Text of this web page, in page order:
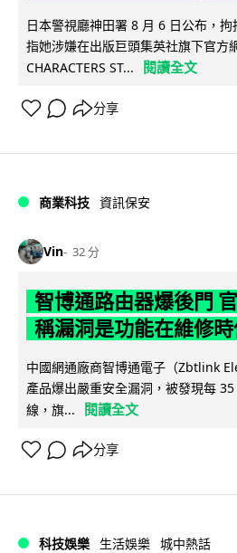
日本警視廳神田署 8 月 6 日公布，拘
指她涉嫌在出版巨頭集英社旗下官方
CHARACTERS ST...
閱讀全文
分享
商業科技 資訊保安
Vin 32 分
智博通路由器爆後門
稱漏洞是功能在維修時
中國網通廠商智博通電子（Zbtlink
產品爆出嚴重安全漏洞，被發現每
線，旗...
閱讀全文
分享
科技娛樂 生活娛樂 城中熱話